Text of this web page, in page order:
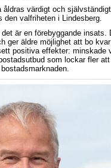
värdigt och
valfriheten i Lindesberg.
är en förebyggande insats.
ger äldre möjlighet att bo
positiva effekter: minskade
som lockar fler